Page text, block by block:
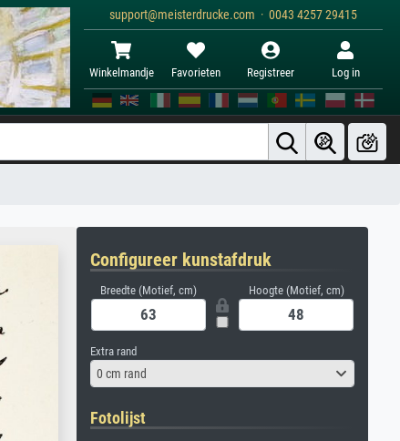
support@meisterdrucke.com · 0043 4257 29415
Winkelmandje Favorieten Registreer Log in
Configureer kunstafdruk
Breedte (Motief, cm) Hoogte (Motief, cm)
Extra rand
0 cm rand
Fotolijst